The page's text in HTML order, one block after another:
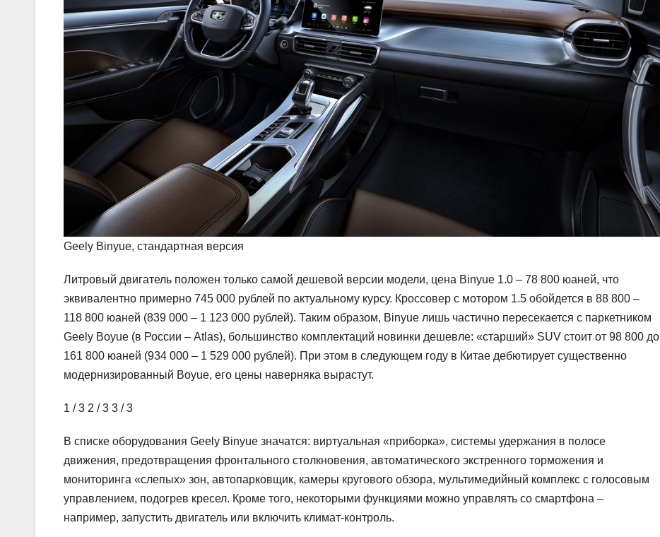
Geely Binyue, стандартная версия
Литровый двигатель положен только самой дешевой версии модели, цена Binyue 1.0 – 78 800 юаней, что
эквивалентно примерно 745 000 рублей по актуальному курсу. Кроссовер с мотором 1.5 обойдется в 88 800 –
118 800 юаней (839 000 – 1 123 000 рублей). Таким образом, Binyue лишь частично пересекается с паркетником
Geely Boyue (в России – Atlas), большинство комплектаций новинки дешевле: «старший» SUV стоит от 98 800 до
161 800 юаней (934 000 – 1 529 000 рублей). При этом в следующем году в Китае дебютирует существенно
модернизированный Boyue, его цены наверняка вырастут.
1 / 3 2 / 3 3 / 3
В списке оборудования Geely Binyue значатся: виртуальная «приборка», системы удержания в полосе
движения, предотвращения фронтального столкновения, автоматического экстренного торможения и
мониторинга «слепых» зон, автопарковщик, камеры кругового обзора, мультимедийный комплекс с голосовым
управлением, подогрев кресел. Кроме того, некоторыми функциями можно управлять со смартфона –
например, запустить двигатель или включить климат-контроль.